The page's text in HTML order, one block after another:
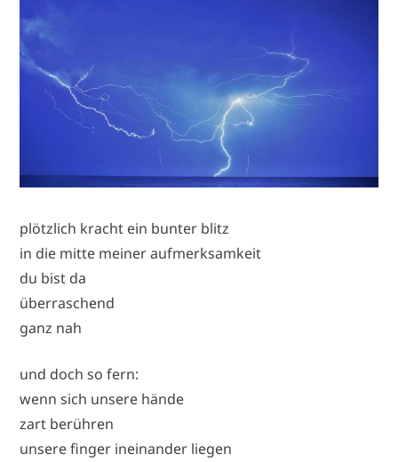
plötzlich kracht ein bunter blitz
in die mitte meiner aufmerksamkeit
du bist da
überraschend
ganz nah
und doch so fern:
wenn sich unsere hände
zart berühren
unsere finger ineinander liegen